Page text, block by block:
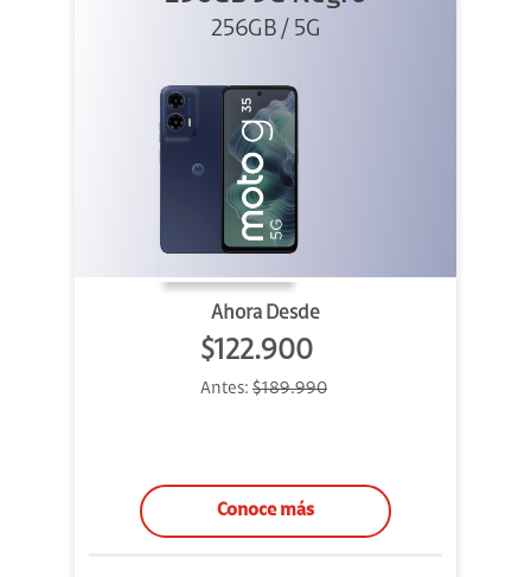
256GB / 5G
Ahora Desde
$122.900
Antes: $189.990
Conoce más